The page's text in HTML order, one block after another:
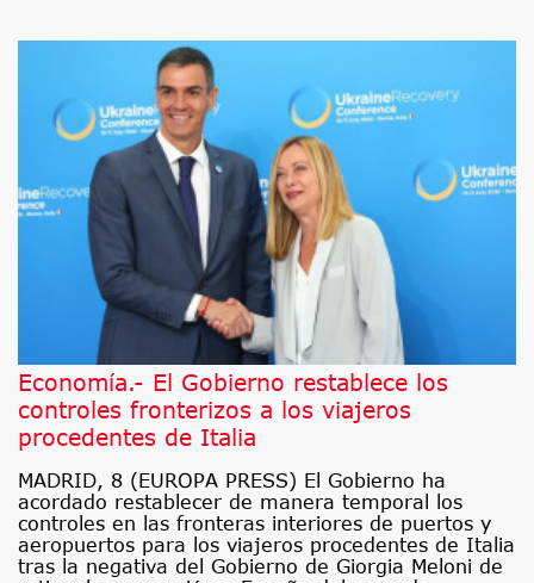
Economía.- El Gobierno restablece los
controles fronterizos a los viajeros
procedentes de Italia
MADRID, 8 (EUROPA PRESS) El Gobierno ha
acordado restablecer de manera temporal los
controles en las fronteras interiores de puertos y
aeropuertos para los viajeros procedentes de Italia
tras la negativa del Gobierno de Giorgia Meloni de